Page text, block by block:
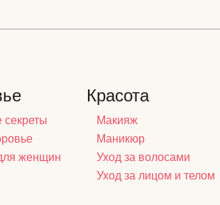
секреты
женщин
Красота
Макияж
Маникюр
Уход за волосами
Уход за лицом и телом